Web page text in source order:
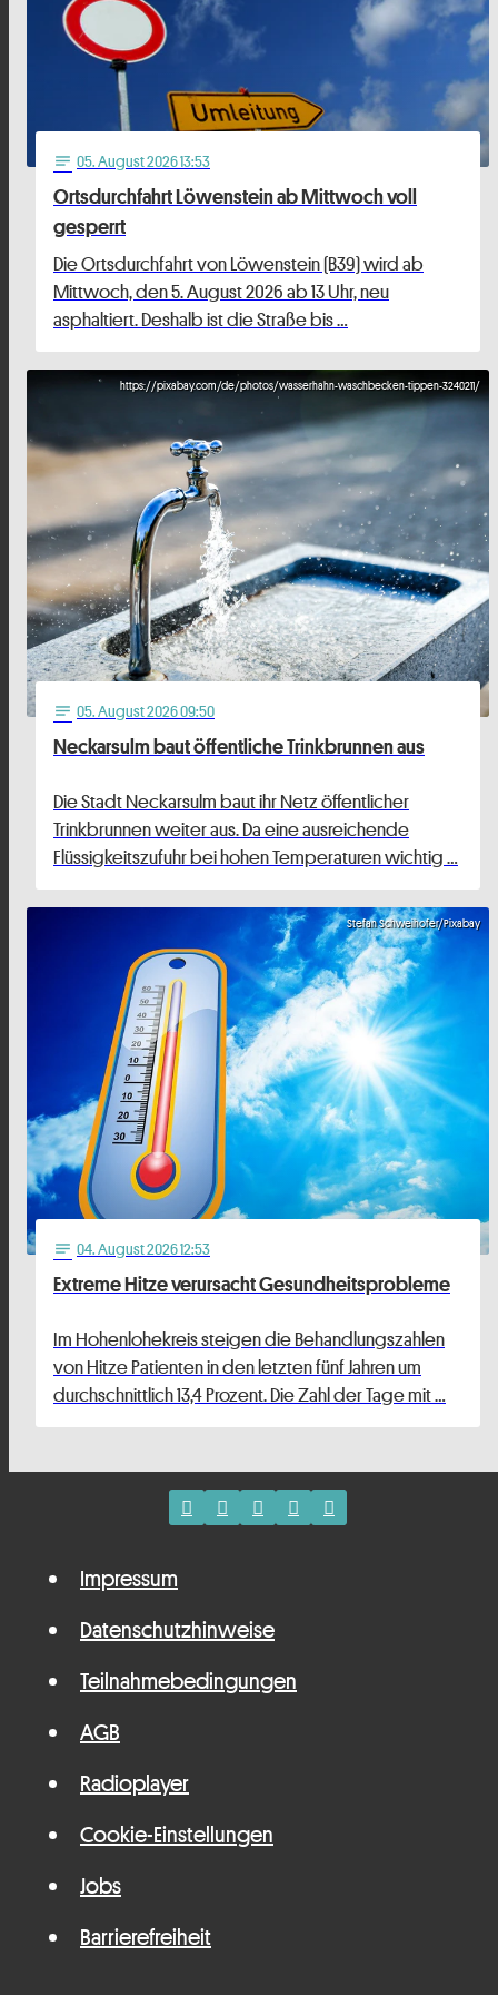
notes 05. August 2026 13:53
Ortsdurchfahrt Löwenstein ab Mittwoch voll
gesperrt
Die Ortsdurchfahrt von Löwenstein (B39) wird ab
Mittwoch, den 5. August 2026 ab 13 Uhr, neu
asphaltiert. Deshalb ist die Straße bis …
https://pixabay.com/de/photos/wasserhahn-waschbecken-tippen-3240211/
notes 05. August 2026 09:50
Neckarsulm baut öffentliche Trinkbrunnen aus
Die Stadt Neckarsulm baut ihr Netz öffentlicher
Trinkbrunnen weiter aus. Da eine ausreichende
Flüssigkeitszufuhr bei hohen Temperaturen wichtig …
Stefan Schweihofer/Pixabay
notes 04. August 2026 12:53
Extreme Hitze verursacht Gesundheitsprobleme
Im Hohenlohekreis steigen die Behandlungszahlen
von Hitze Patienten in den letzten fünf Jahren um
durchschnittlich 13,4 Prozent. Die Zahl der Tage mit …
Impressum
Datenschutzhinweise
Teilnahmebedingungen
AGB
Radioplayer
Cookie-Einstellungen
Jobs
Barrierefreiheit